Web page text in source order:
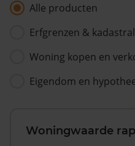
Alle producten
Erfgrenzen &
Woning kopen en
Eigendom en
Woningwaarde